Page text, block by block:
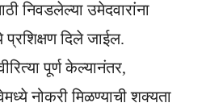
निवडलेल्या उमेदवारांना
प्रशिक्षण दिले जाईल.
पूर्ण केल्यानंतर,
नोकरी मिळण्याची शक्यता